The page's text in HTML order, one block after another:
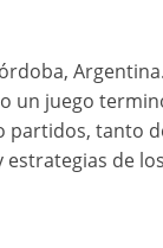
un juego
partidos, tanto
de